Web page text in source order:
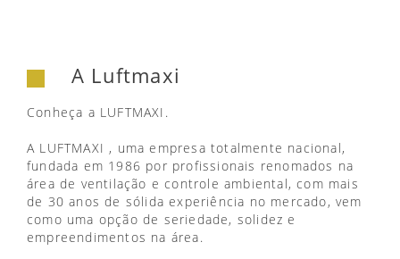
A Luftmaxi
Conheça a LUFTMAXI.
A LUFTMAXI , uma empresa totalmente nacional,
fundada em 1986 por profissionais renomados na
área de ventilação e controle ambiental, com mais
de 30 anos de sólida experiência no mercado, vem
como uma opção de seriedade, solidez e
empreendimentos na área.